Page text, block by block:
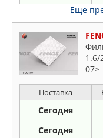
Еще
1.6/
07>
Поставка
Сегодня
Сегодня